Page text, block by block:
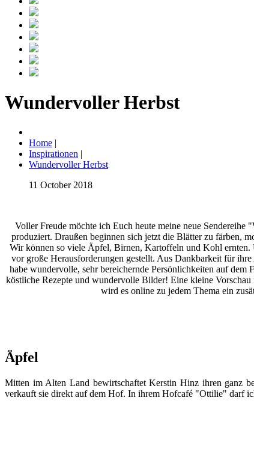
Wundervoller Herbst
Home |
Inspirationen |
Wundervoller Herbst
11 October 2018
Voller Freude möchte ich Euch heute meine neue
produziert. Draußen beginnen sich jetzt die Blätter zu färben,
Wir können so viele Äpfel, Birnen, Kartoffeln und Kohl ernten.
vor große Herausforderungen gestellt. Aus Dankbarkeit für
habe wundervolle, sehr bereichernde Persönlichkeiten auf
köstliche Rezepte und wundervolle Bilder! Eine kleine
wird es online zu jedem Thema ein
Äpfel
Mitten im Alten Land bewirtschaftet Kerstin Hinz ihren ganz
verkauft sie direkt auf dem Hof. In ihrem Hofcafé "Ottilie" darf